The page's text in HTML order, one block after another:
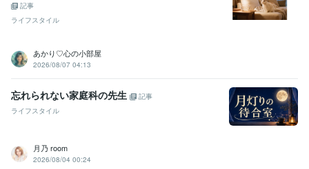
記事
ライフスタイル
あかり♡心の小部屋
2026/08/07 04:13
忘れられない家庭科の先生
記事
ライフスタイル
月乃 room
2026/08/04 00:24